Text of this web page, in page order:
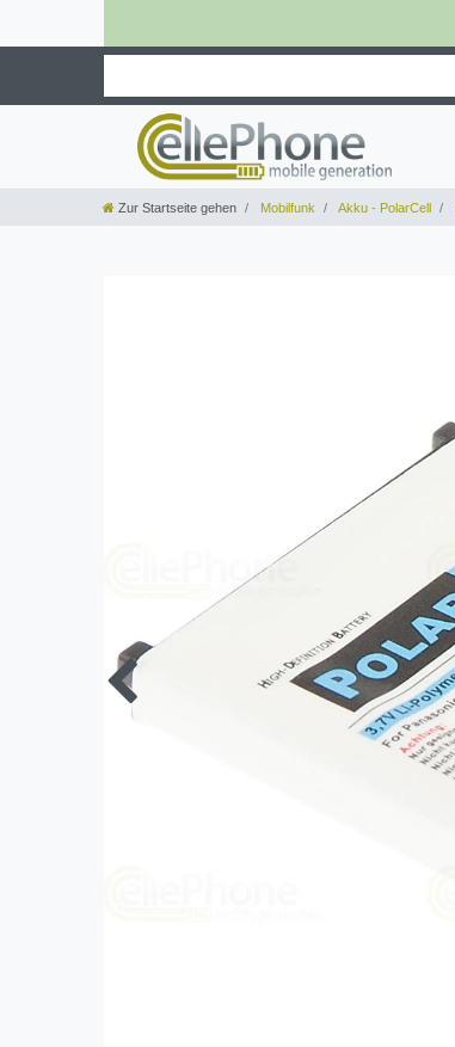
Zur Startseite gehen Mobilfunk Akku - PolarCell